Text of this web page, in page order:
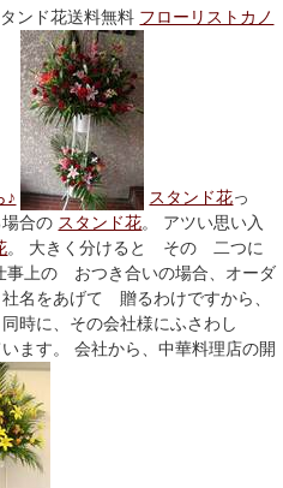
ンド花送料無料 フローリストカノ
♪ スタンド花っ
合の スタンド花。 アツい思い入
。 大きく分けると その 二つに
事上の おつき合いの場合、オーダ
名をあげて 贈るわけですから、
時に、その会社様にふさわし
す。 会社から、中華料理店の開